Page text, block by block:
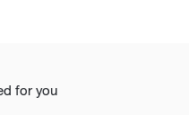
for you